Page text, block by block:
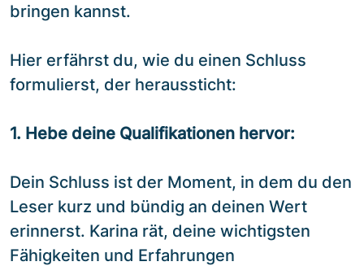
bringen kannst.
Hier erfährst du, wie du einen Schluss
formulierst, der heraussticht:
1. Hebe deine Qualifikationen hervor:
Dein Schluss ist der Moment, in dem du den
Leser kurz und bündig an deinen Wert
erinnerst. Karina rät, deine wichtigsten
Fähigkeiten und Erfahrungen